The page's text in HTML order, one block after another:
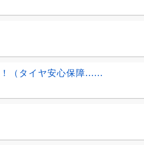
（タイヤ安心保障......